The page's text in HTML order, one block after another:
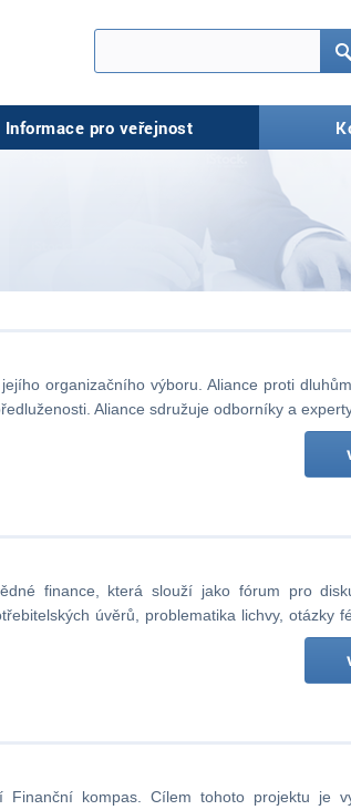
Informace pro veřejnost
organizačního výboru. Aliance proti
Aliance sdružuje odborníky a experty
finance, která slouží jako fórum pro
úvěrů, problematika lichvy, otázky
kompas. Cílem tohoto projektu je